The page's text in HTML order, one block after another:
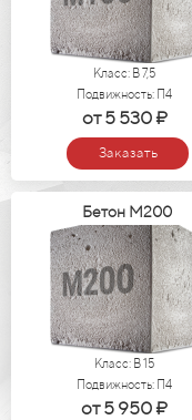
Класс: В 7,5
Подвижность: П4
от 5 530 ₽
Заказать
Бетон М200
Класс: В 15
Подвижность: П4
от 5 950 ₽